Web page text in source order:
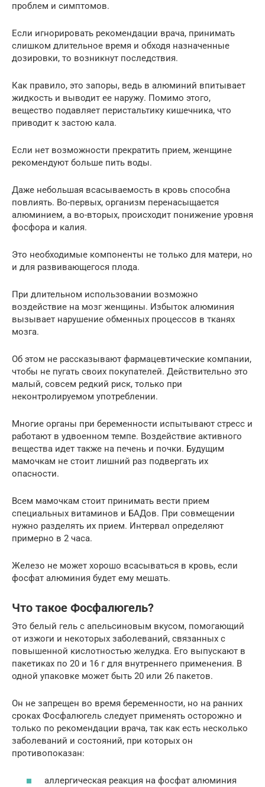
проблем и симптомов.
Если игнорировать рекомендации врача, принимать
слишком длительное время и обходя назначенные
дозировки, то возникнут последствия.
Как правило, это запоры, ведь в алюминий впитывает
жидкость и выводит ее наружу. Помимо этого,
вещество подавляет перистальтику кишечника, что
приводит к застою кала.
Если нет возможности прекратить прием, женщине
рекомендуют больше пить воды.
Даже небольшая всасываемость в кровь способна
повлиять. Во-первых, организм перенасыщается
алюминием, а во-вторых, происходит понижение уровня
фосфора и калия.
Это необходимые компоненты не только для матери, но
и для развивающегося плода.
При длительном использовании возможно
воздействие на мозг женщины. Избыток алюминия
вызывает нарушение обменных процессов в тканях
мозга.
Об этом не рассказывают фармацевтические компании,
чтобы не пугать своих покупателей. Действительно это
малый, совсем редкий риск, только при
неконтролируемом употреблении.
Многие органы при беременности испытывают стресс и
работают в удвоенном темпе. Воздействие активного
вещества идет также на печень и почки. Будущим
мамочкам не стоит лишний раз подвергать их
опасности.
Всем мамочкам стоит принимать вести прием
специальных витаминов и БАДов. При совмещении
нужно разделять их прием. Интервал определяют
примерно в 2 часа.
Железо не может хорошо всасываться в кровь, если
фосфат алюминия будет ему мешать.
Что такое Фосфалюгель?
Это белый гель с апельсиновым вкусом, помогающий
от изжоги и некоторых заболеваний, связанных с
повышенной кислотностью желудка. Его выпускают в
пакетиках по 20 и 16 г для внутреннего применения. В
одной упаковке может быть 20 или 26 пакетов.
Он не запрещен во время беременности, но на ранних
сроках Фосфалюгель следует применять осторожно и
только по рекомендации врача, так как есть несколько
заболеваний и состояний, при которых он
противопоказан:
аллергическая реакция на фосфат алюминия